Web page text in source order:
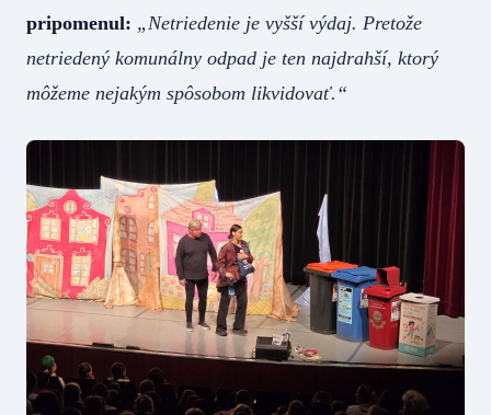
pripomenul: „Netriedenie je vyšší výdaj. Pretože
netriedený komunálny odpad je ten najdrahší, ktorý
môžeme nejakým spôsobom likvidovať.“